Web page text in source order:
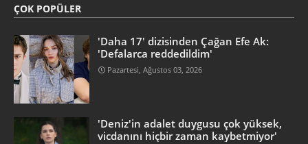
ÇOK POPÜLER
'Daha 17' dizisinden Çağan Efe Ak:
'Defalarca reddedildim'
Pazartesi, Ağustos 03, 2026
'Deniz'in adalet duygusu çok yüksek,
vicdanını hiçbir zaman kaybetmiyor'